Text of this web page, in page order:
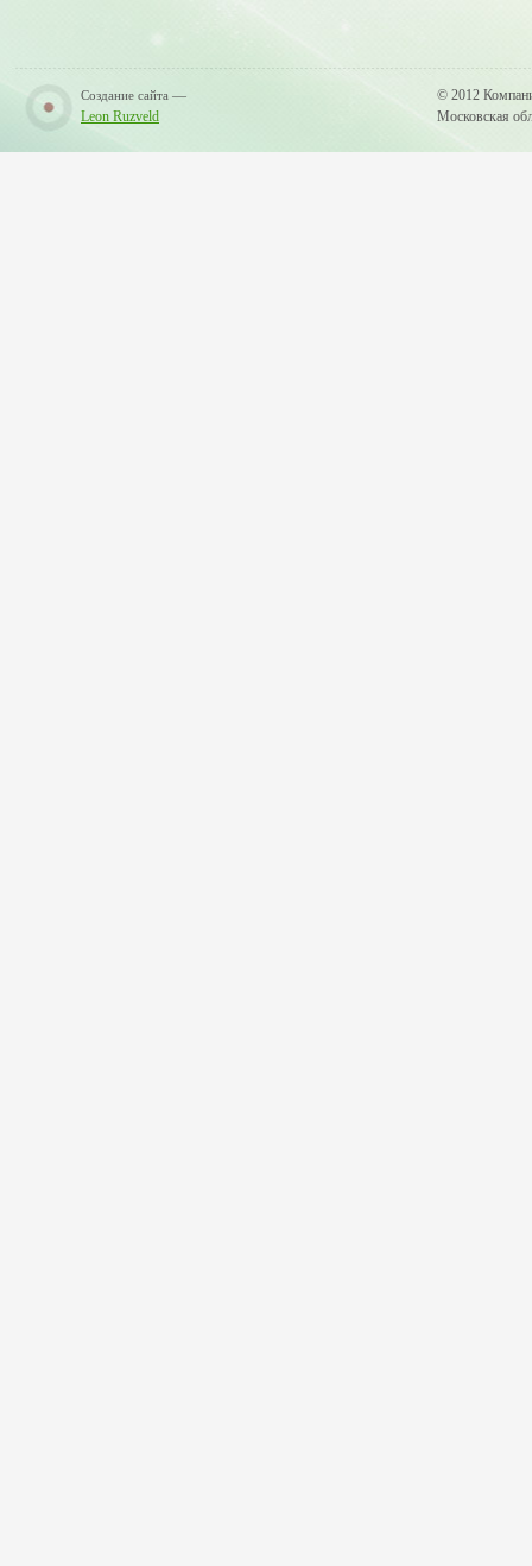
Создание сайта —
Leon Ruzveld
© 2012
Московская